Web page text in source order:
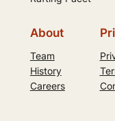
About
Team
History
Careers